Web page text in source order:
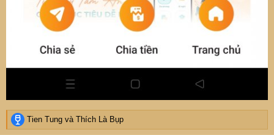
R
e
Tien Tung và Thích Là Bụp